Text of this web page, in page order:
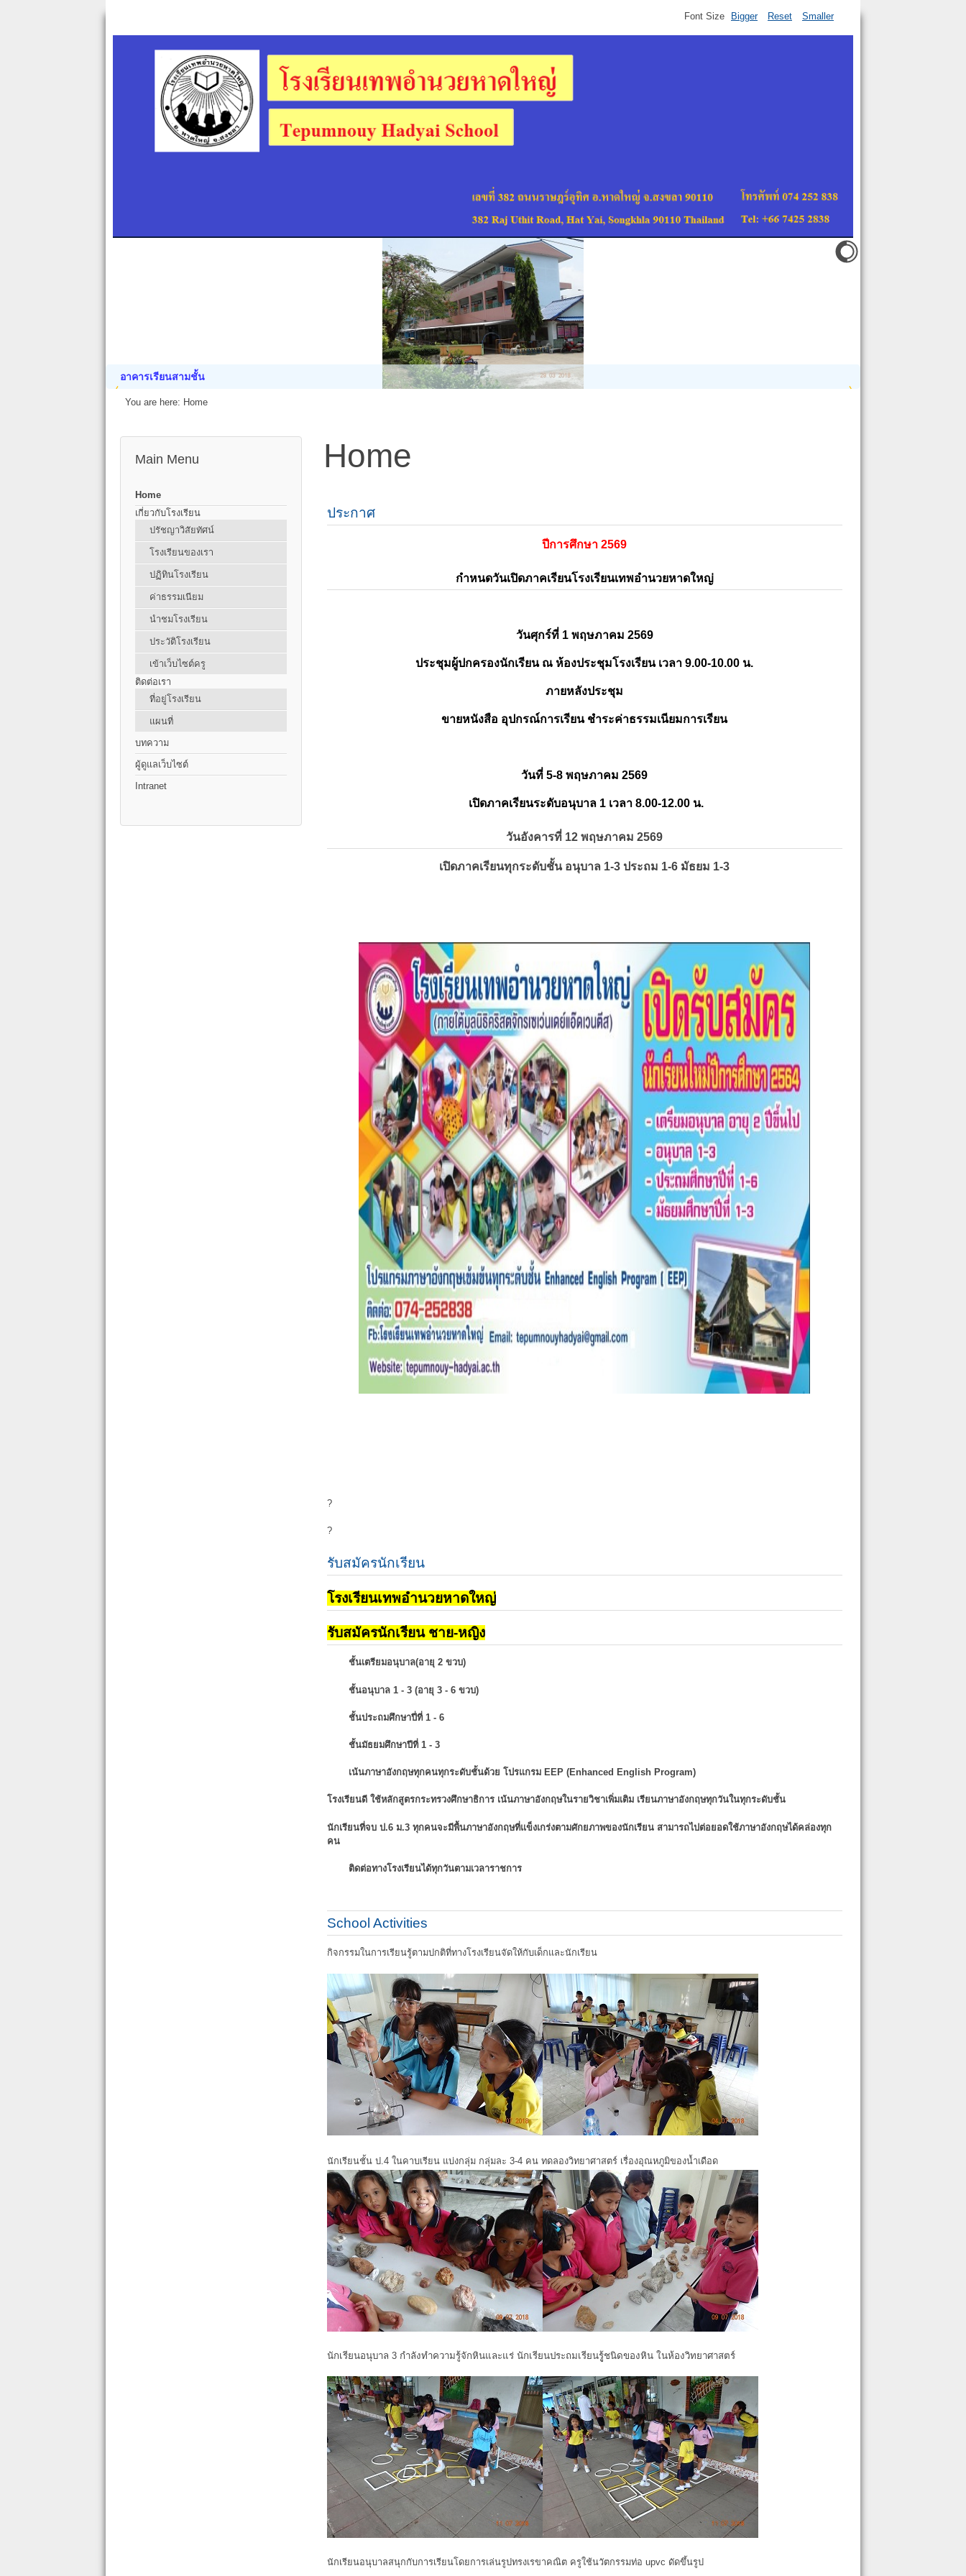
อาคารเรียนสามชั้น
Font Size Bigger Reset Smaller
You are here: Home
Main Menu
Home
เกี่ยวกับโรงเรียน
ปรัชญาวิสัยทัศน์
โรงเรียนของเรา
ปฏิทินโรงเรียน
ค่าธรรมเนียม
นำชมโรงเรียน
ประวัติโรงเรียน
เข้าเว็บไซต์ครู
ติดต่อเรา
ที่อยู่โรงเรียน
แผนที่
บทความ
ผู้ดูแลเว็บไซต์
Intranet
Home
ประกาศ
ปีการศึกษา 2569
กำหนดวันเปิดภาคเรียนโรงเรียนเทพอำนวยหาดใหญ่
วันศุกร์ที่ 1 พฤษภาคม 2569
ประชุมผู้ปกครองนักเรียน ณ ห้องประชุมโรงเรียน เวลา 9.00-10.00 น.
ภายหลังประชุม
ขายหนังสือ อุปกรณ์การเรียน ชำระค่าธรรมเนียมการเรียน
วันที่ 5-8 พฤษภาคม 2569
เปิดภาคเรียนระดับอนุบาล 1 เวลา 8.00-12.00 น.
วันอังคารที่ 12 พฤษภาคม 2569
เปิดภาคเรียนทุกระดับชั้น อนุบาล 1-3 ประถม 1-6 มัธยม 1-3
?
?
รับสมัครนักเรียน
โรงเรียนเทพอำนวยหาดใหญ่
รับสมัครนักเรียน ชาย-หญิง
ชั้นเตรียมอนุบาล(อายุ 2 ขวบ)
ชั้นอนุบาล 1 - 3 (อายุ 3 - 6 ขวบ)
ชั้นประถมศึกษาปี่ที่ 1 - 6
ชั้นมัธยมศึกษาปีที่ 1 - 3
เน้นภาษาอังกฤษทุกคนทุกระดับชั้นด้วย โปรแกรม EEP (Enhanced English Program)
โรงเรียนดี ใช้หลักสูตรกระทรวงศึกษาธิการ เน้นภาษาอังกฤษในรายวิชาเพิ่มเติม เรียนภาษาอังกฤษทุกวันในทุกระดับชั้น
นักเรียนที่จบ ป.6 ม.3 ทุกคนจะมีพื้นภาษาอังกฤษที่แข็งเกร่งตามศักยภาพของนักเรียน สามารถไปต่อยอดใช้ภาษาอังกฤษได้คล่องทุก
คน
ติดต่อทางโรงเรียนได้ทุกวันตามเวลาราชการ
School Activities
กิจกรรมในการเรียนรู้ตามปกติที่ทางโรงเรียนจัดให้กับเด็กและนักเรียน
นักเรียนชั้น ป.4 ในคาบเรียน แบ่งกลุ่ม กลุ่มละ 3-4 คน ทดลองวิทยาศาสตร์ เรื่องอุณหภูมิของน้ำเดือด
นักเรียนอนุบาล 3 กำลังทำความรู้จักหินและแร่ นักเรียนประถมเรียนรูู้ชนิดของหิน ในห้องวิทยาศาสตร์
นักเรียนอนุบาลสนุกกับการเรียนโดยการเล่นรูปทรงเรขาคณิต ครูใช้นวัตกรรมท่อ upvc ดัดขึ้นรูป